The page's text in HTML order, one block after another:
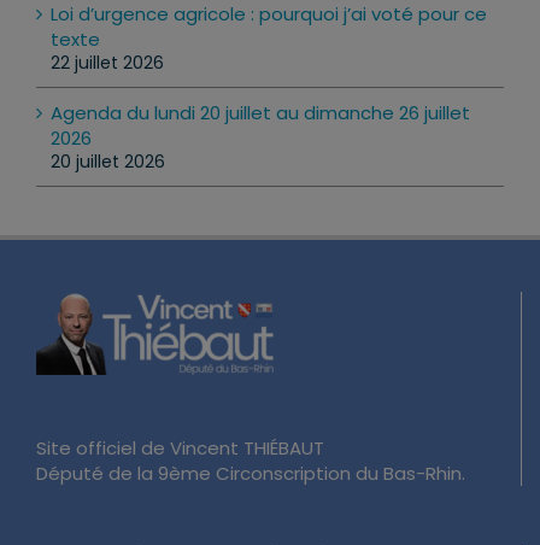
Loi d’urgence agricole : pourquoi j’ai voté pour ce
texte
22 juillet 2026
Agenda du lundi 20 juillet au dimanche 26 juillet
2026
20 juillet 2026
Site officiel de Vincent THIÉBAUT
Député de la 9ème Circonscription du Bas-Rhin.